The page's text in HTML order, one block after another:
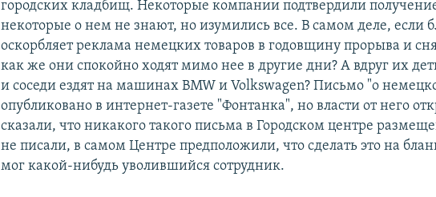
городских кладбищ. Некоторые компании подтвердили
некоторые о нем не знают, но изумились все. В самом деле, если
оскорбляет реклама немецких товаров в годовщину прорыва и
как же они спокойно ходят мимо нее в другие дни? А вдруг их
и соседи ездят на машинах BMW и Volkswagen? Письмо "о
опубликовано в интернет-газете "Фонтанка", но власти от него
сказали, что никакого такого письма в Городском центре
не писали, в самом Центре предположили, что сделать это на
мог какой-нибудь уволившийся сотрудник.